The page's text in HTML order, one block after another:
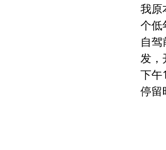
我原
个低
自
发，
下午
停留